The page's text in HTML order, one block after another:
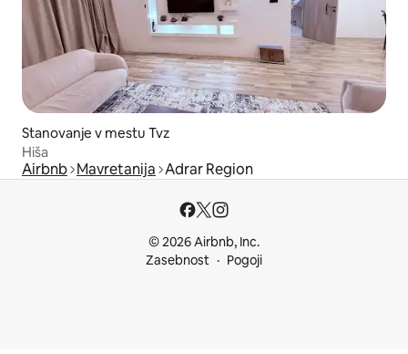
Stanovanje v mestu Tvz
Hiša
Airbnb Mavretanija Adrar Region
© 2026 Airbnb, Inc.
Zasebnost
Pogoji